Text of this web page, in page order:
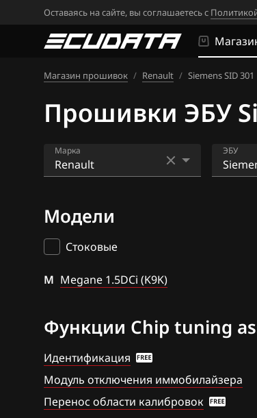
Оставаясь на сайте, вы соглашаетесь с
Магазин прошивок / Renault / Siemens SID 301
Прошивки ЭБУ
Марка
Alfa Romeo
ATLAS
Audi
BAW
Bentley
BMW
Brilliance
ЭБУ
Bosch
Sagem
Модели
Стоковые
M Megane 1.5DCi (K9K)
Функции Chip tuning
Идентификация
Модуль отключения иммобилайзера
Перенос области калибровок